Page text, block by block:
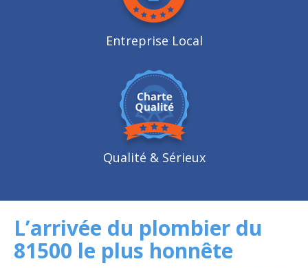
Entreprise Local
Qualité & Sérieux
L’arrivée du plombier du
81500 le plus honnête